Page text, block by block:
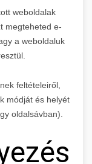
weboldalak
megteheted e-
a weboldaluk
feltételeiről,
módját és helyét
oldalsávban).